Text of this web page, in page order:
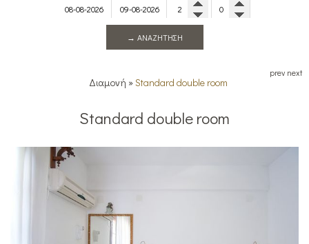
→ ΑΝΑΖΉΤΗΣΗ
Διαμονή »Standard double room
Standard double room
prev next